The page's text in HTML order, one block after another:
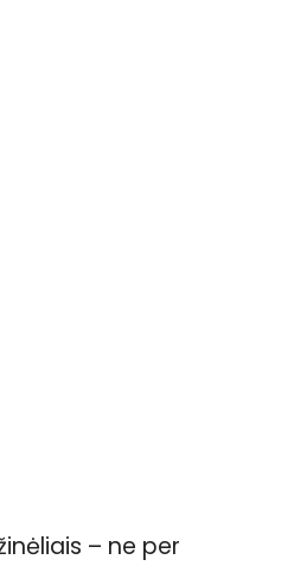
– ne per